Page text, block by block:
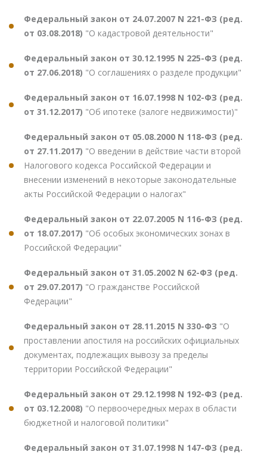
Федеральный закон от 24.07.2007 N 221-ФЗ (ред.
от 03.08.2018) "О кадастровой деятельности"
Федеральный закон от 30.12.1995 N 225-ФЗ (ред.
от 27.06.2018) "О соглашениях о разделе продукции"
Федеральный закон от 16.07.1998 N 102-ФЗ (ред.
от 31.12.2017) "Об ипотеке (залоге недвижимости)"
Федеральный закон от 05.08.2000 N 118-ФЗ (ред.
от 27.11.2017) "О введении в действие части второй
Налогового кодекса Российской Федерации и
внесении изменений в некоторые законодательные
акты Российской Федерации о налогах"
Федеральный закон от 22.07.2005 N 116-ФЗ (ред.
от 18.07.2017) "Об особых экономических зонах в
Российской Федерации"
Федеральный закон от 31.05.2002 N 62-ФЗ (ред.
от 29.07.2017) "О гражданстве Российской
Федерации"
Федеральный закон от 28.11.2015 N 330-ФЗ "О
проставлении апостиля на российских официальных
документах, подлежащих вывозу за пределы
территории Российской Федерации"
Федеральный закон от 29.12.1998 N 192-ФЗ (ред.
от 03.12.2008) "О первоочередных мерах в области
бюджетной и налоговой политики"
Федеральный закон от 31.07.1998 N 147-ФЗ (ред.